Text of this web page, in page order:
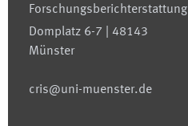
Forschungsberichterstattung
Domplatz 6-7 | 48143
Münster
cris@uni-muenster.de